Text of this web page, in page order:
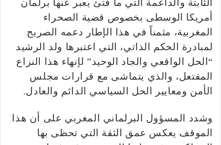
الثابتة والداعمة التي ما فتئ يعبر عنها برلمان
أمريكا الوسطى بخصوص قضية الصحراء
المغربية، مثمناً في هذا الإطار دعمه الصريح
لمبادرة الحكم الذاتي، التي اعتبرها ولد الرشيد
“الحل الواقعي والجاد الوحيد” لإنهاء هذا النزاع
المفتعل، والذي يتماشى مع قرارات مجلس
الأمن ومعايير الحل السياسي الدائم والعادل.
وشدد المسؤول البرلماني المغربي على أن هذا
الموقف يعكس عمق الثقة التي تحظى بها